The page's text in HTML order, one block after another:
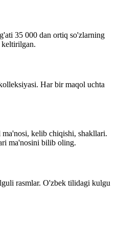
35 000 dan ortiq so'zlarning
Har bir maqol uchta
kelib chiqishi, shakllari.
ma'nosini bilib oling.
rasmlar. O'zbek tilidagi kulgu